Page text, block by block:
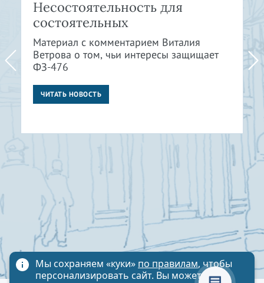
Несостоятельность для
состоятельных
Материал с комментарием Виталия
Ветрова о том, чьи интересы защищает
ФЗ-476
ЧИТАТЬ НОВОСТЬ
Мы сохраняем «куки» по правилам, чтобы
персонализировать сайт. Вы можете